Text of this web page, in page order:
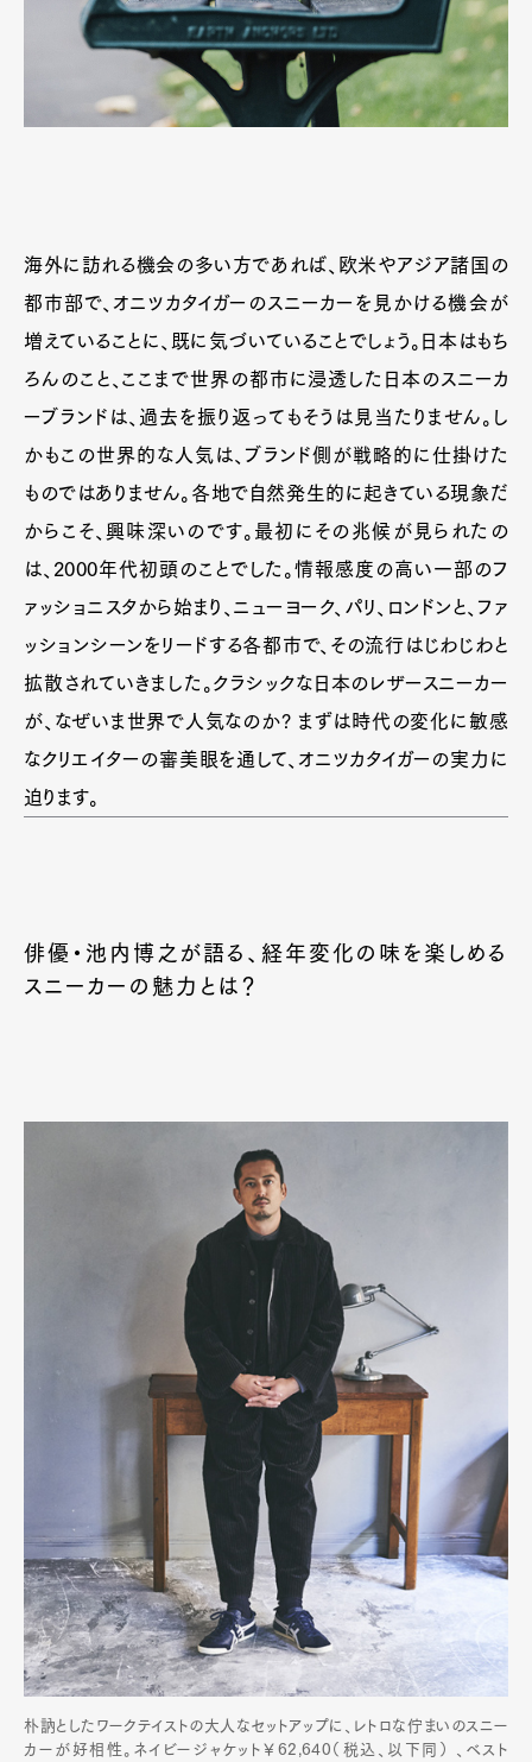
海外に訪れる機会の多い方であれば、欧米やアジア諸国の
都市部で、オニツカタイガーのスニーカーを見かける機会が
増えていることに、既に気づいていることでしょう。日本はもち
ろんのこと、ここまで世界の都市に浸透した日本のスニーカ
ーブランドは、過去を振り返ってもそうは見当たりません。し
かもこの世界的な人気は、ブランド側が戦略的に仕掛けた
ものではありません。各地で自然発生的に起きている現象だ
からこそ、興味深いのです。最初にその兆候が見られたの
は、2000年代初頭のことでした。情報感度の高い一部のフ
ァッショニスタから始まり、ニューヨーク、パリ、ロンドンと、ファ
ッションシーンをリードする各都市で、その流行はじわじわと
拡散されていきました。クラシックな日本のレザースニーカー
が、なぜいま世界で人気なのか? まずは時代の変化に敏感
なクリエイターの審美眼を通して、オニツカタイガーの実力に
迫ります。
俳優・池内博之が語る、経年変化の味を楽しめる
スニーカーの魅力とは？
朴訥としたワークテイストの大人なセットアップに、レトロな佇まいのスニー
カーが好相性。ネイビージャケット￥62,640（税込、以下同） 、ベスト